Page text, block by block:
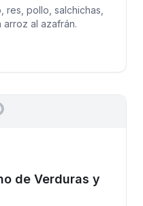
res, pollo, salchichas,
al azafrán.
de Verduras y